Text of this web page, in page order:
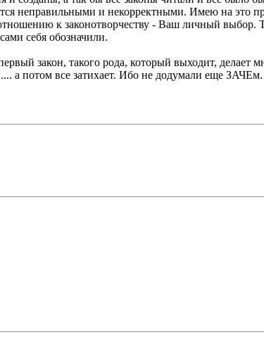
неправильными и некорректными. Имею на это
к законотворчеству - Ваш личный выбор.
себя обозначили.
закон, такого рода, который выходит,
а потом все затихает. Ибо не додумали еще ЗАЧЕм.